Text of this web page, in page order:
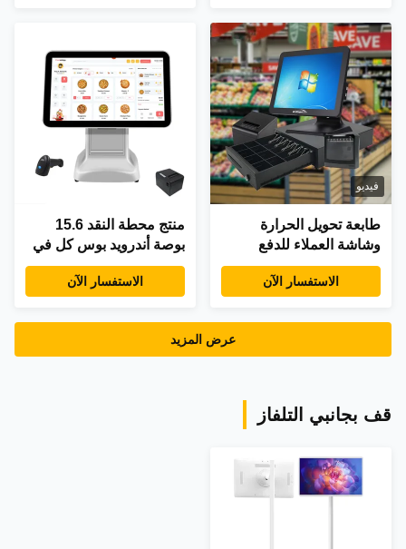
الذاتية مع NFC QR الدفع
فيديو
طابعة تحويل الحرارة
وشاشة العملاء للدفع
النقدي الخالي من المتاعب
في نظام POS في مراكز
الاستفسار الآن
منتج محطة النقد 15.6
بوصة أندرويد بوس كل في
واحد سوبر ماركت ميني
كاش كريستر مع خروج
الاستفسار الآن
عرض المزيد
قف بجانبي التلفاز